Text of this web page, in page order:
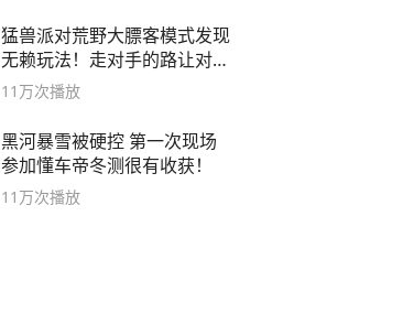
猛兽派对荒野大膘客模式发现
无赖玩法！走对手的路让对手
无路可走
11万次播放
黑河暴雪被硬控 第一次现场
参加懂车帝冬测很有收获！
11万次播放